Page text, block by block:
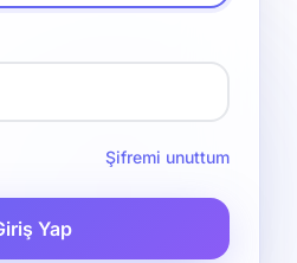
Şifremi unuttum
Yap